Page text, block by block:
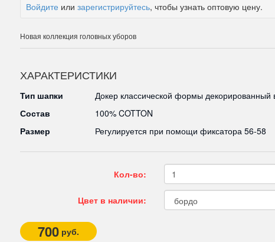
Войдите или зарегистрируйтесь, чтобы узнать оптовую цену.
Новая коллекция головных уборов
ХАРАКТЕРИСТИКИ
Тип шапки
Докер классической формы декорированный
Состав
100% COTTON
Размер
Регулируется при помощи фиксатора 56-58
Кол-во:
Цвет в наличии:
700 руб.